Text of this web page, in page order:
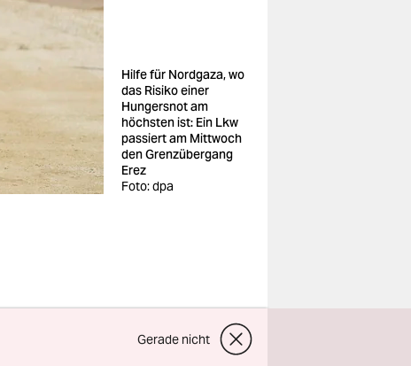
Hilfe für Nordgaza, wo
das Risiko einer
Hungersnot am
höchsten ist: Ein Lkw
passiert am Mittwoch
den Grenzübergang
Erez
Foto: dpa
aller
Gerade nicht